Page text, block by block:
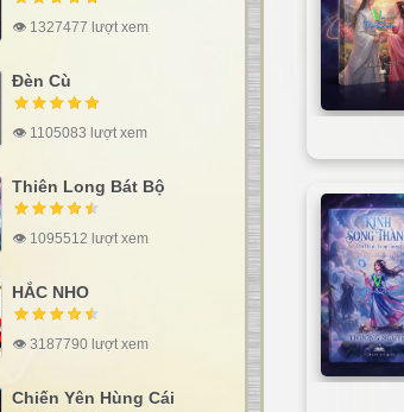
👁 1327477 lượt xem
Đèn Cù
👁 1105083 lượt xem
Thiên Long Bát Bộ
👁 1095512 lượt xem
HẮC NHO
👁 3187790 lượt xem
Chiến Yên Hùng Cái